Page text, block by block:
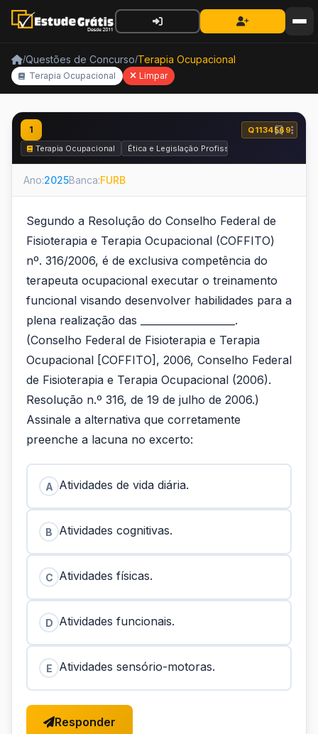
/Questões de Concurso/Terapia Ocupacional
Terapia Ocupacional Limpar
1
Q1134569
Terapia Ocupacional
Ética e Legislação Profissional
Ano:2025Banca:FURB
Segundo a Resolução do Conselho Federal de
Fisioterapia e Terapia Ocupacional (COFFITO)
nº. 316/2006, é de exclusiva competência do
terapeuta ocupacional executar o treinamento
funcional visando desenvolver habilidades para a
plena realização das ___________________.
(Conselho Federal de Fisioterapia e Terapia
Ocupacional [COFFITO], 2006, Conselho Federal
de Fisioterapia e Terapia Ocupacional (2006).
Resolução n.º 316, de 19 de julho de 2006.)
Assinale a alternativa que corretamente
preenche a lacuna no excerto:
A Atividades de vida diária.
B Atividades cognitivas.
C Atividades físicas.
D Atividades funcionais.
E Atividades sensório-motoras.
Responder